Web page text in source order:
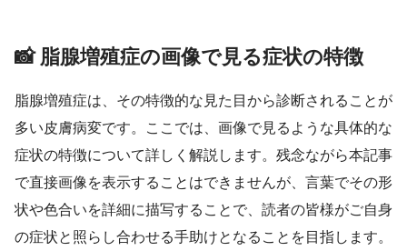
📸 脂腺増殖症の画像で見る症状の特徴
脂腺増殖症は、その特徴的な見た目から診断されることが
多い皮膚病変です。ここでは、画像で見るような具体的な
症状の特徴について詳しく解説します。残念ながら本記事
で直接画像を表示することはできませんが、言葉でその形
状や色合いを詳細に描写することで、読者の皆様がご自身
の症状と照らし合わせる手助けとなることを目指します。